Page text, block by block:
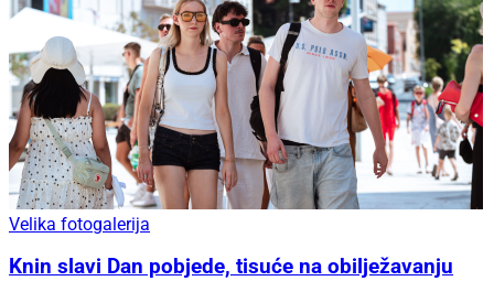
Velika fotogalerija
Knin slavi Dan pobjede, tisuće na obilježavanju